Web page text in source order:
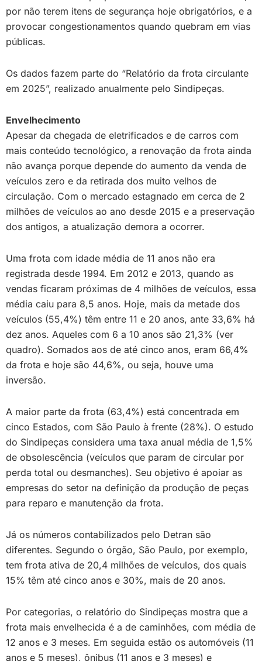
por não terem itens de segurança hoje obrigatórios, e a
provocar congestionamentos quando quebram em vias
públicas.
Os dados fazem parte do “Relatório da frota circulante
em 2025”, realizado anualmente pelo Sindipeças.
Envelhecimento
Apesar da chegada de eletrificados e de carros com
mais conteúdo tecnológico, a renovação da frota ainda
não avança porque depende do aumento da venda de
veículos zero e da retirada dos muito velhos de
circulação. Com o mercado estagnado em cerca de 2
milhões de veículos ao ano desde 2015 e a preservação
dos antigos, a atualização demora a ocorrer.
Uma frota com idade média de 11 anos não era
registrada desde 1994. Em 2012 e 2013, quando as
vendas ficaram próximas de 4 milhões de veículos, essa
média caiu para 8,5 anos. Hoje, mais da metade dos
veículos (55,4%) têm entre 11 e 20 anos, ante 33,6% há
dez anos. Aqueles com 6 a 10 anos são 21,3% (ver
quadro). Somados aos de até cinco anos, eram 66,4%
da frota e hoje são 44,6%, ou seja, houve uma
inversão.
A maior parte da frota (63,4%) está concentrada em
cinco Estados, com São Paulo à frente (28%). O estudo
do Sindipeças considera uma taxa anual média de 1,5%
de obsolescência (veículos que param de circular por
perda total ou desmanches). Seu objetivo é apoiar as
empresas do setor na definição da produção de peças
para reparo e manutenção da frota.
Já os números contabilizados pelo Detran são
diferentes. Segundo o órgão, São Paulo, por exemplo,
tem frota ativa de 20,4 milhões de veículos, dos quais
15% têm até cinco anos e 30%, mais de 20 anos.
Por categorias, o relatório do Sindipeças mostra que a
frota mais envelhecida é a de caminhões, com média de
12 anos e 3 meses. Em seguida estão os automóveis (11
anos e 5 meses), ônibus (11 anos e 3 meses) e